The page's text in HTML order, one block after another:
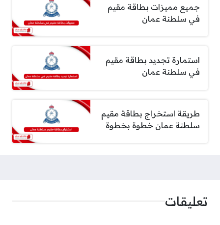
جميع مميزات بطاقة مقيم
في سلطنة عمان
استمارة تجديد بطاقة مقيم
في سلطنة عمان
طريقة استخراج بطاقة مقيم
سلطنة عمان خطوة بخطوة
تعليقات